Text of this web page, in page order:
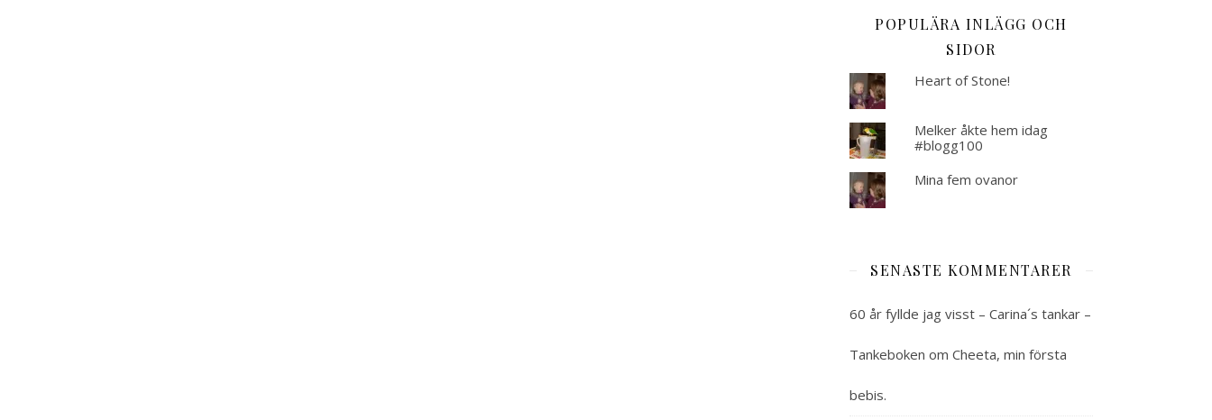
POPULÄRA INLÄGG OCH
SIDOR
Heart of Stone!
Melker åkte hem idag
#blogg100
Mina fem ovanor
SENASTE KOMMENTARER
60 år fyllde jag visst – Carina´s tankar –
Tankeboken om Cheeta, min första
bebis.